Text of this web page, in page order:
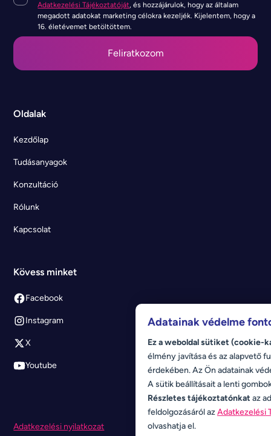
Adatkezelési Tájékoztatóját, és hozzájárulok, hogy az általam
megadott adatokat marketing célokra kezeljék. Kijelentem, hogy a
16. életévemet betöltöttem.
Oldalak
Kezdőlap
Tudásanyagok
Konzultáció
Rólunk
Kapcsolat
Kövess minket
Facebook
Instagram
X
Youtube
Adatkezelési nyilatkozat
Adatainak védelme
Ez a weboldal sütiket (cookie-
élmény javítása és az alapvető
érdekében. Az Ön adatainak
A sütik beállításait a lenti
Részletes tájékoztatónkat az
feldolgozásáról azAdatkezelési
olvashatja el.